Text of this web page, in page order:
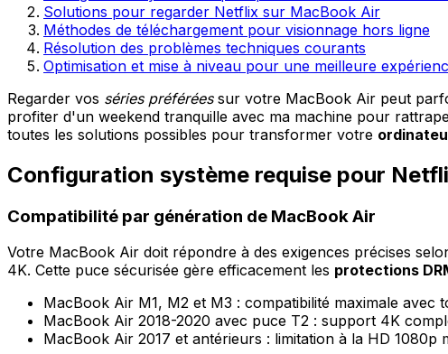
Solutions pour regarder Netflix sur MacBook Air
Méthodes de téléchargement pour visionnage hors ligne
Résolution des problèmes techniques courants
Optimisation et mise à niveau pour une meilleure
Regarder vos séries préféréessur votre MacBook Air peut
profiter d'un weekend tranquille avec ma machine pour
toutes les solutions possibles pour transformer votre
Configuration système requise pour
Compatibilité par génération de MacBook Air
Votre MacBook Air doit répondre à des exigences précises
4K. Cette puce sécurisée gère efficacement les protections
MacBook Air M1, M2 et M3 : compatibilité maximale avec
MacBook Air 2018-2020 avec puce T2 : support 4K
MacBook Air 2017 et antérieurs : limitation à la HD 1080p